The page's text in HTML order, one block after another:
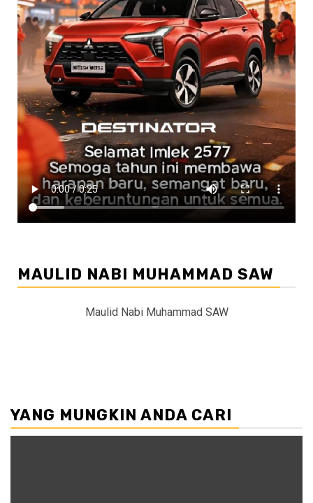
MAULID NABI MUHAMMAD SAW
Maulid Nabi Muhammad SAW
YANG MUNGKIN ANDA CARI